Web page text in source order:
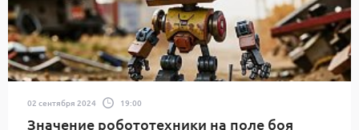
02 сентября 2024 19:00
Значение робототехники на поле боя